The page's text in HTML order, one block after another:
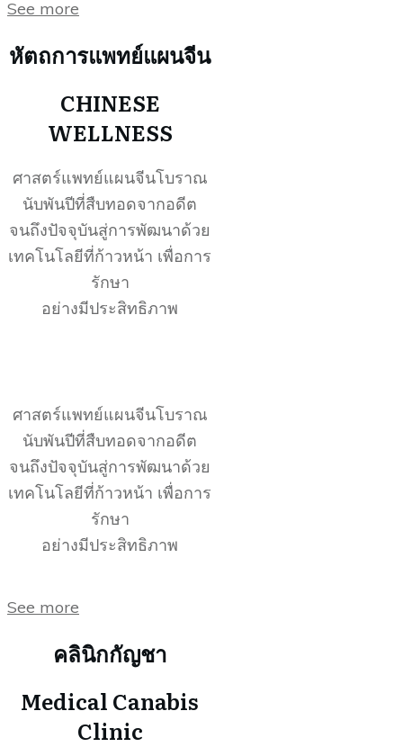
See more
หัตถการแพทย์แผนจีน
CHINESE
WELLNESS
ศาสตร์แพทย์แผนจีนโบราณ
นับพันปีที่สืบทอดจากอดีต
จนถึงปัจจุบันสู่การพัฒนาด้วย
เทคโนโลยีที่ก้าวหน้า เพื่อการ
รักษา
อย่างมีประสิทธิภาพ
ศาสตร์แพทย์แผนจีนโบราณ
นับพันปีที่สืบทอดจากอดีต
จนถึงปัจจุบันสู่การพัฒนาด้วย
เทคโนโลยีที่ก้าวหน้า เพื่อการ
รักษา
อย่างมีประสิทธิภาพ
See more
คลินิกกัญชา
Medical Canabis
Clinic